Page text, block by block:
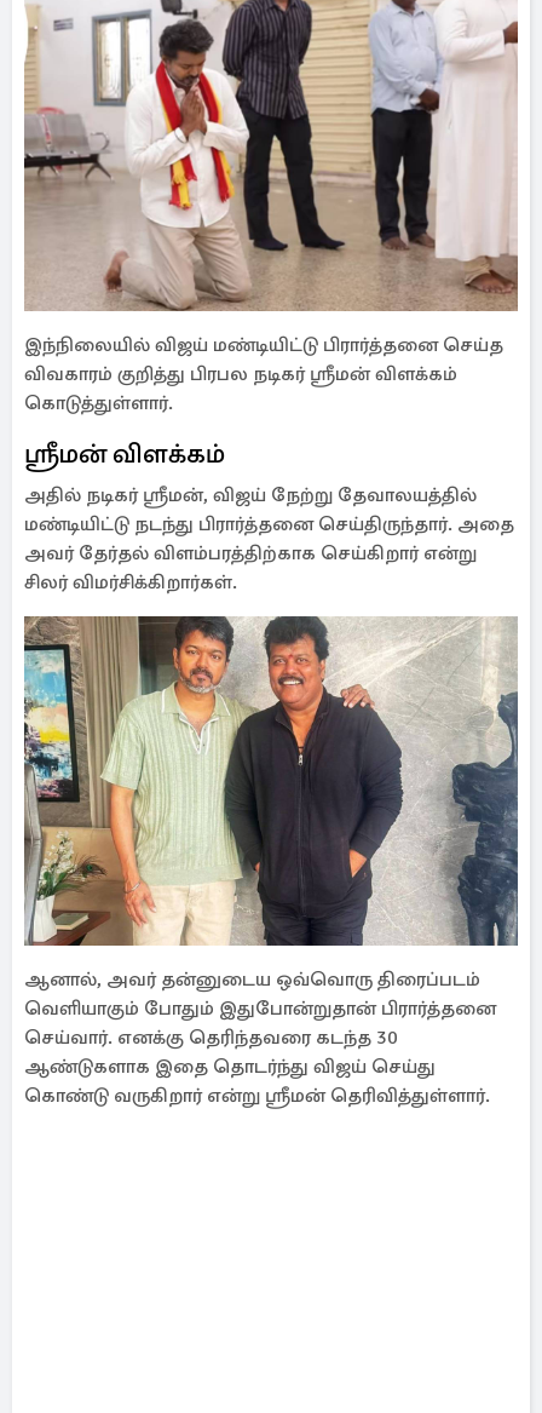
இந்நிலையில் விஜய் மண்டியிட்டு பிரார்த்தனை செய்த
விவகாரம் குறித்து பிரபல நடிகர் ஸ்ரீமன் விளக்கம்
கொடுத்துள்ளார்.
ஸ்ரீமன் விளக்கம்
அதில் நடிகர் ஸ்ரீமன், விஜய் நேற்று தேவாலயத்தில்
மண்டியிட்டு நடந்து பிரார்த்தனை செய்திருந்தார். அதை
அவர் தேர்தல் விளம்பரத்திற்காக செய்கிறார் என்று
சிலர் விமர்சிக்கிறார்கள்.
ஆனால், அவர் தன்னுடைய ஒவ்வொரு திரைப்படம்
வெளியாகும் போதும் இதுபோன்றுதான் பிரார்த்தனை
செய்வார். எனக்கு தெரிந்தவரை கடந்த 30
ஆண்டுகளாக இதை தொடர்ந்து விஜய் செய்து
கொண்டு வருகிறார் என்று ஸ்ரீமன் தெரிவித்துள்ளார்.